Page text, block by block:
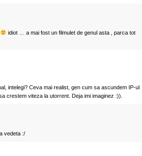
idiot … a mai fost un filmulet de genul asta , parca tot
intelegi? Ceva mai realist, gen cum sa ascundem IP-ul
crestem viteza la utorrent. Deja imi imaginez :)).
vedeta :/